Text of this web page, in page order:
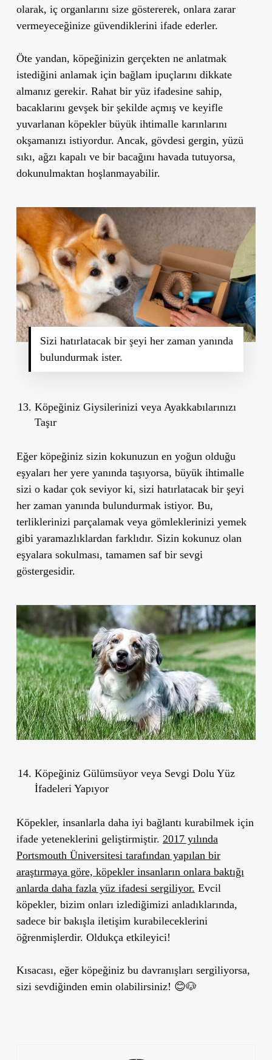
olarak, iç organlarını size göstererek, onlara zarar
vermeyeceğinize güvendiklerini ifade ederler.
Öte yandan, köpeğinizin gerçekten ne anlatmak
istediğini anlamak için bağlam ipuçlarını dikkate
almanız gerekir. Rahat bir yüz ifadesine sahip,
bacaklarını gevşek bir şekilde açmış ve keyifle
yuvarlanan köpekler büyük ihtimalle karınlarını
okşamanızı istiyordur. Ancak, gövdesi gergin, yüzü
sıkı, ağzı kapalı ve bir bacağını havada tutuyorsa,
dokunulmaktan hoşlanmayabilir.
Sizi hatırlatacak bir şeyi her zaman yanında
bulundurmak ister.
Köpeğiniz Giysilerinizi veya Ayakkabılarınızı
Taşır
Eğer köpeğiniz sizin kokunuzun en yoğun olduğu
eşyaları her yere yanında taşıyorsa, büyük ihtimalle
sizi o kadar çok seviyor ki, sizi hatırlatacak bir şeyi
her zaman yanında bulundurmak istiyor. Bu,
terliklerinizi parçalamak veya gömleklerinizi yemek
gibi yaramazlıklardan farklıdır. Sizin kokunuz olan
eşyalara sokulması, tamamen saf bir sevgi
göstergesidir.
Köpeğiniz Gülümsüyor veya Sevgi Dolu Yüz
İfadeleri Yapıyor
Köpekler, insanlarla daha iyi bağlantı kurabilmek için
ifade yeteneklerini geliştirmiştir. 2017 yılında
Portsmouth Üniversitesi tarafından yapılan bir
araştırmaya göre, köpekler insanların onlara baktığı
anlarda daha fazla yüz ifadesi sergiliyor. Evcil
köpekler, bizim onları izlediğimizi anladıklarında,
sadece bir bakışla iletişim kurabileceklerini
öğrenmişlerdir. Oldukça etkileyici!
Kısacası, eğer köpeğiniz bu davranışları sergiliyorsa,
sizi sevdiğinden emin olabilirsiniz! 😊🐶